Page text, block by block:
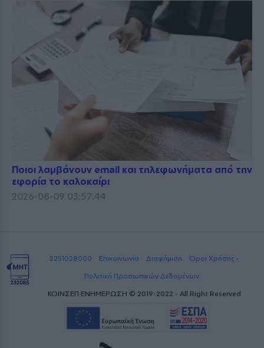
Ποιοι λαμβάνουν email και τηλεφωνήματα από την
εφορία το καλοκαίρι
2026-08-09 03:57:44
2251028000 Επικοινωνία Διαφήμιση
Όροι Χρήσης -
Πολιτική Προσωπικών Δεδομένων
ΚΟΙΝΣΕΠ ΕΝΗΜΕΡΩΣΗ © 2019-2022 - All Right Reserved